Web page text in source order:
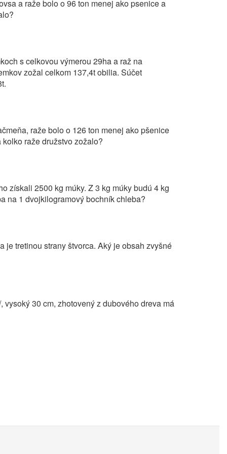
a raže bolo o 96 ton menej ako psenice a
s celkovou výmerou 29ha a raž na
zožal celkom 137,4t obilia. Súčet
raže bolo o 126 ton menej ako pšenice
raže družstvo zožalo?
získali 2500 kg múky. Z 3 kg múky budú 4 kg
na 1 dvojkilogramový bochník chleba?
je tretinou strany štvorca. Aký je obsah zvyšné
30 cm, zhotovený z dubového dreva má